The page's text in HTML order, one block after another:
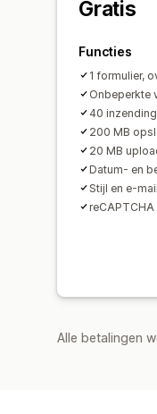
Gratis
Functies
1 formulier,
Onbeperkte
40
200 MB
20 MB
Datum- en
Stijl en e-
reCAPTCHA
Alle betalingen